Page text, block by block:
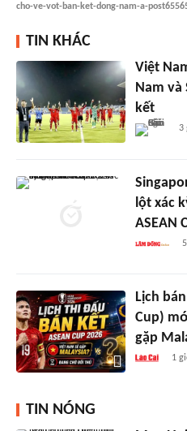
cho-ve-vot-ban-ket-dong-nam-a-
TIN KHÁC
Việt
Nam
kết
3
lột xác
ASEAN
Lịch
Cup)
gặp
1
TIN NÓNG